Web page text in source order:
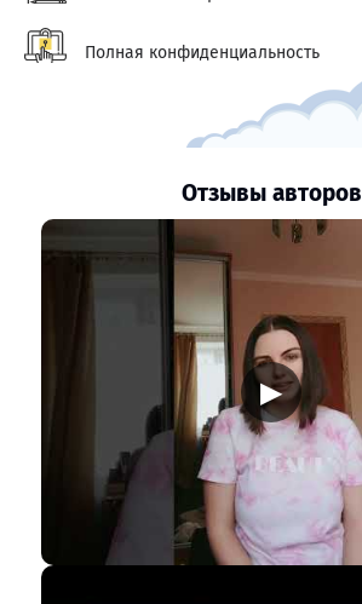
Полная конфиденциальность
Отзывы авторов
▶